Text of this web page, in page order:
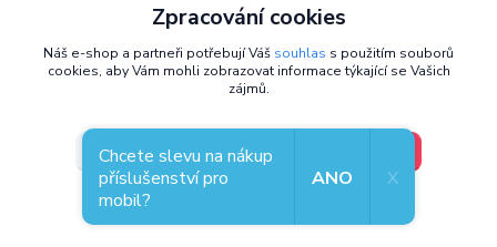
Zpracování cookies
Náš e-shop a partneři potřebují Váš souhlas s použitím souborů
cookies, aby Vám mohli zobrazovat informace týkající se Vašich
zájmů.
Nastavení V pořádku, jdu si vybrat
Souhlas můžete odmítnout
Chcete slevu na nákup
příslušenství pro
mobil?
ANO X